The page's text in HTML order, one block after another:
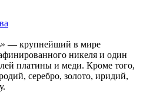
— крупнейший в мире
никеля и один
платины и меди. Кроме того,
серебро, золото, иридий,